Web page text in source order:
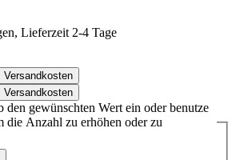
Lieferzeit 2-4 Tage
gewünschten Wert ein oder benutze
die Anzahl zu erhöhen oder zu